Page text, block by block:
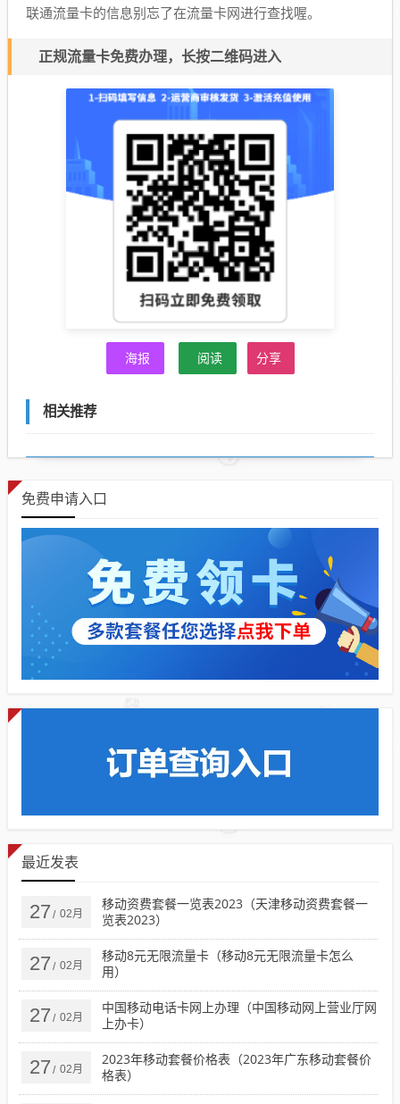
联通流量卡的信息别忘了在流量卡网进行查找喔。
正规流量卡免费办理，长按二维码进入
海报 阅读 分享
相关推荐
免费申请入口
最近发表
27 / 02月
移动资费套餐一览表2023（天津移动资费套餐一
览表2023）
27 / 02月
移动8元无限流量卡（移动8元无限流量卡怎么
用）
27 / 02月
中国移动电话卡网上办理（中国移动网上营业厅网
上办卡）
27 / 02月
2023年移动套餐价格表（2023年广东移动套餐价
格表）